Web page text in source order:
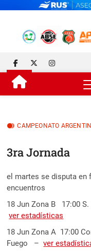
DE
facebook
twitter
CAMPEONATO
3ra Jornada
el martes se disputa en
encuentros
18 Jun Zona B
ver estadísticas
18 Jun Zona A 17:00
Fuego –ver